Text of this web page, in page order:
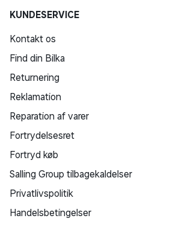
KUNDESERVICE
Kontakt os
Find din Bilka
Returnering
Reklamation
Reparation af varer
Fortrydelsesret
Fortryd køb
Salling Group tilbagekaldelser
Privatlivspolitik
Handelsbetingelser